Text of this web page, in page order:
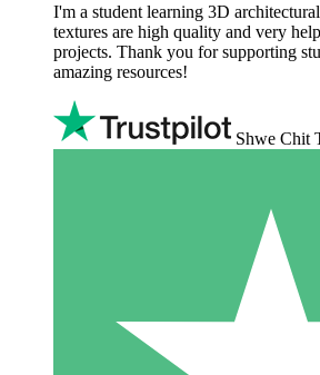
I'm a student learning 3D
textures are high quality and very
projects. Thank you for supporting
amazing resources!
Shwe Chit